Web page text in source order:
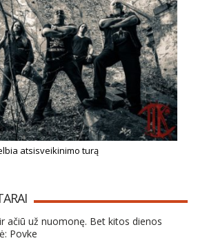
atsisveikinimo turą
ačiū už nuomonę. Bet kitos dienos
Povke